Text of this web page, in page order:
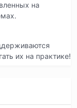
на
их на практике!